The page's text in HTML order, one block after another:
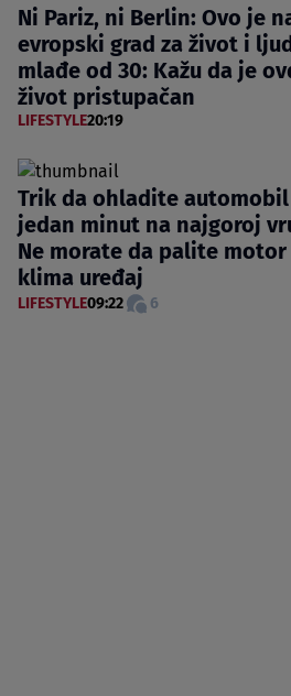
Ni Pariz, ni Berlin: Ovo je
evropski grad za život i
mlađe od 30: Kažu da je
život pristupačan
LIFESTYLE20:19
Trik da ohladite automobil
jedan minut na najgoroj
Ne morate da palite
klima uređaj
LIFESTYLE09:22 6